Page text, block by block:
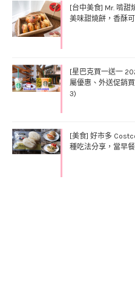
[台中美食] Mr. 啃甜
美味甜燒餅，香酥
[星巴克買一送一
屬優惠、外送促銷
3)
[美食] 好市多
種吃法分享，當早